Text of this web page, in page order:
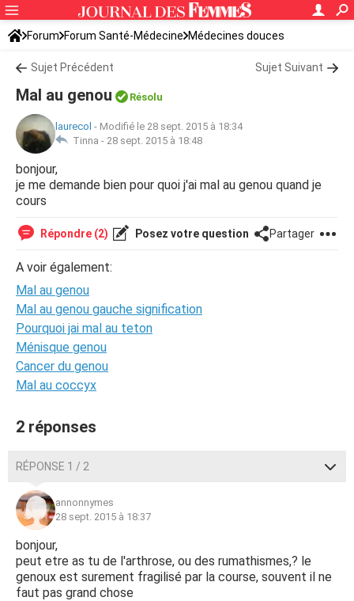
Forum Forum Santé-Médecine Médecines douces
Sujet Précédent Sujet Suivant
Mal au genou Résolu
laurecol - Modifié le 28 sept. 2015 à 18:34
Tinna - 28 sept. 2015 à 18:48
bonjour,
je me demande bien pour quoi j'ai mal au genou quand je
cours
Répondre (2) Posez votre question Partager
A voir également:
Mal au genou
Mal au genou gauche signification
Pourquoi jai mal au teton
Ménisque genou
Cancer du genou
Mal au coccyx
2 réponses
RÉPONSE 1 / 2
annonnymes
28 sept. 2015 à 18:37
bonjour,
peut etre as tu de l'arthrose, ou des rumathismes,? le
genoux est surement fragilisé par la course, souvent il ne
faut pas grand chose